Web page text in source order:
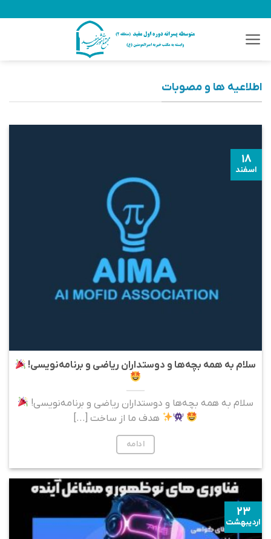
content
اطلاعیه ها و مصوبات
سلام به همه بچه‌ها و دوستداران ریاضی و برنامه‌نویسی!
سلام به همه بچه‌ها و دوستداران ریاضی و برنامه‌نویسی!
هدف ما از ساخت [...]
ادامه
۱۸
اسفند
۲۳
اردیبهشت